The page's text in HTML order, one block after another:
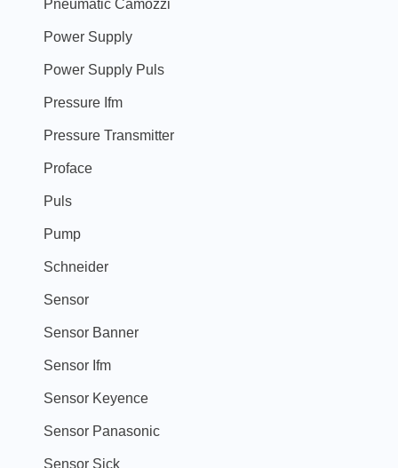
Pneumatic Camozzi
Power Supply
Power Supply Puls
Pressure Ifm
Pressure Transmitter
Proface
Puls
Pump
Schneider
Sensor
Sensor Banner
Sensor Ifm
Sensor Keyence
Sensor Panasonic
Sensor Sick